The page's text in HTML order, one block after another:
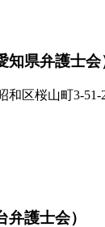
知県弁護士会
和区桜山町3-51-
弁護士会）